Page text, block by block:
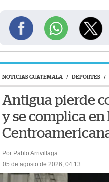
NOTICIAS GUATEMALA / DEPORTES /
Antigua pierde
y se complica en
Por Pablo Arrivillaga
05 de agosto de 2026, 04:13